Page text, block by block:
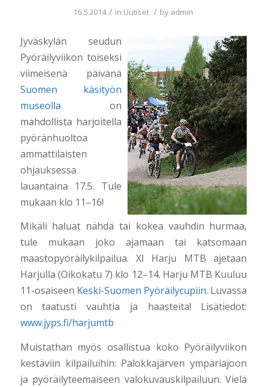
16.5.2014 / in Uutiset / by admin
Jyväskylän seudun
Pyöräilyviikon toiseksi
viimeisenä päivänä
Suomen käsityön
museolla on
mahdollista harjoitella
pyöränhuoltoa
ammattilaisten
ohjauksessa
lauantaina 17.5. Tule
mukaan klo 11–16!
Mikäli haluat nähdä tai kokea vauhdin hurmaa,
tule mukaan joko ajamaan tai katsomaan
maastopyöräilykilpailua. XI Harju MTB ajetaan
Harjulla (Oikokatu 7) klo 12–14. Harju MTB Kuuluu
11-osaiseen Keski-Suomen Pyöräilycupiin. Luvassa
on taatusti vauhtia ja haasteita! Lisätiedot:
www.jyps.fi/harjumtb
Muistathan myös osallistua koko Pyöräilyviikon
kestäviin kilpailuihin: Palokkajärven ympäriajoon
ja pyöräilyteemaiseen valokuvauskilpailuun. Vielä